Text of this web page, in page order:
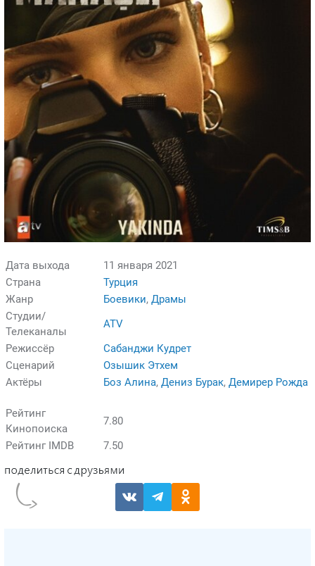
Дата выхода
11 января 2021
Страна
Турция
Жанр
Боевики, Драмы
Студии/
Телеканалы
ATV
Режиссёр
Сабанджи Кудрет
Сценарий
Озышик Этхем
Актёры
Боз Алина, Дениз Бурак, Демирер Рожда
Рейтинг
Кинопоиска
7.80
Рейтинг IMDB
7.50